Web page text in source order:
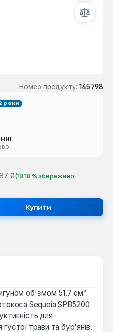
Номер продукту: 145798
роки
ціна:
₴(18.18% збережено)
Введіть потрібну
Купити
об'ємом 51.7 см³
Sequoia SPB5200
для
трави та бур'янів.